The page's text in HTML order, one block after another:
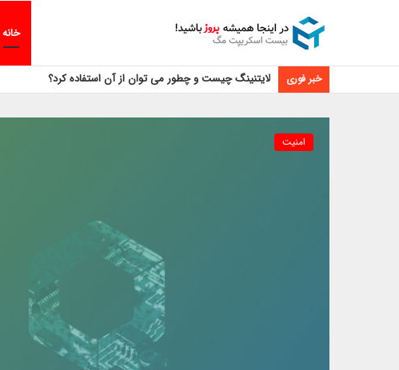
خانه
خبر فوری لایتنینگ چیست و چطور می توان از آن استفاده کرد؟
امنیت